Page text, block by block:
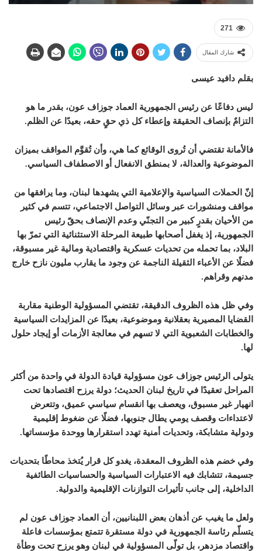
271
شارك المقال
بقلم دافيد عيسى
ليس دفاعًا عن رئيس الجمهورية العماد جوزاف عون، بقدر ما هو
التزامٌ بإنصاف الحقيقة وإعطاء كل ذي حقٍ حقه، بعيدًا عن الظلم.
فالأمانة تقتضي أن تُروى الوقائع كما هي، وأن تُقوَّم المواقف بميزان
الموضوعية والعدالة، لا بمنطق الانفعال أو الاصطفاف السياسي.
إنّ الحملات السياسية والإعلامية التي يشهدها لبنان، وما يرافقها من
مواقف ومنشورات عبر وسائل التواصل الاجتماعي، تتسم في كثير
من الأحيان بقدرٍ كبير من التجنّي وعدم الإنصاف بحقّ رئيس
الجمهورية، إذ يغفل أصحابها طبيعة المرحلة الاستثنائية التي تمرّ بها
البلاد، بما تحمله من تحديات عسكرية واقتصادية ومالية غير مسبوقة،
فضلًا عن الأعباء الثقيلة الناجمة عن وجود ما يقارب مليون نازح خارج
مدنهم وقراهم.
وفي ظل هذه الظروف الدقيقة، تقتضي المسؤولية الوطنية مقاربة
القضايا المصيرية بعقلانية وموضوعية، بعيدًا عن المزايدات السياسية
والخطابات الشعبوية التي لا تسهم في معالجة الأزمات أو إيجاد حلول
لها.
يتولى الرئيس جوزاف عون مسؤولية قيادة الدولة في واحدة من أكثر
المراحل تعقيدًا في تاريخ لبنان الحديث؛ دولة يرزح اقتصادها تحت
انهيار غير مسبوق، ويعصف بها انقسام سياسي عميق، وتتعرض
لاعتداءات وقصف يومي يطال جنوبها، فضلًا عن ضغوط إقليمية
ودولية متشابكة، وتحديات أمنية تهدد استقرارها ووحدة مؤسساتها.
وفي خضم هذه الظروف المعقدة، يغدو كل قرار يُتخذ محاطًا بتحديات
جسيمة، تتشابك فيه الاعتبارات السياسية والحساسيات الطائفية
الداخلية، إلى جانب تأثيرات التوازنات الإقليمية والدولية.
ولعل ما يغيب عن أذهان بعض اللبنانيين، أن العماد جوزاف عون لم
يتسلّم رئاسة الجمهورية في دولة مستقرة تتمتع بمؤسسات فاعلة
واقتصاد مزدهر، بل تولّى المسؤولية في لبنان وهو يرزح تحت وطأة